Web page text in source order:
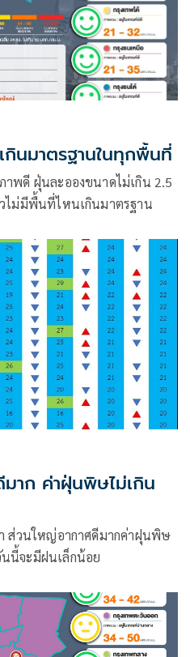
กินมาตรฐานในทุกพื้นที่
พดี ฝุ่นละอองขนาดไม่เกิน 2.5
ไม่มีพื้นที่ไหนเกินมาตรฐาน
าก ค่าฝุ่นพิษไม่เกิน
ส่วนใหญ่อากาศดีมากค่าฝุนพิษ
นี้จะมีฝนเล็กน้อย